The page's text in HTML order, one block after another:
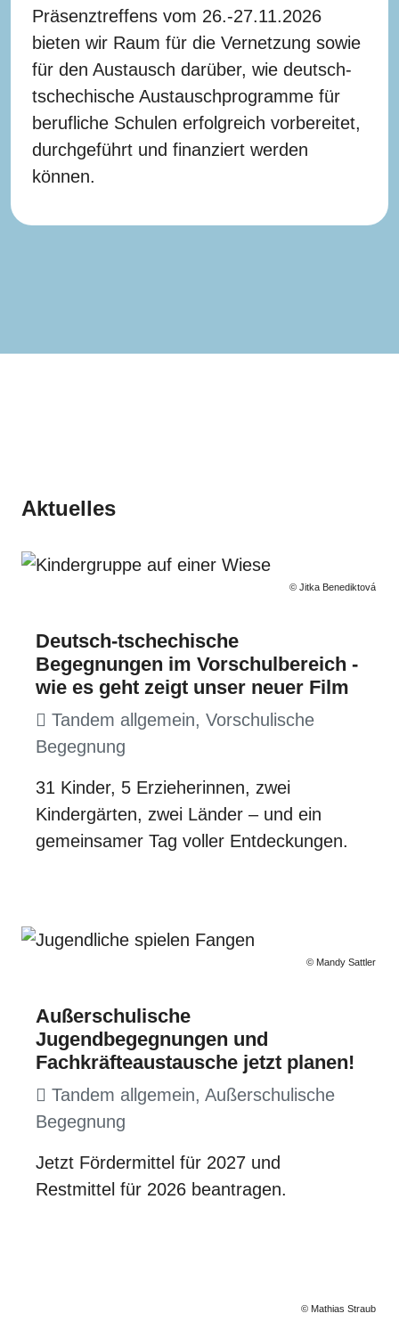
Präsenztreffens vom 26.-27.11.2026
bieten wir Raum für die Vernetzung sowie
für den Austausch darüber, wie deutsch-
tschechische Austauschprogramme für
berufliche Schulen erfolgreich vorbereitet,
durchgeführt und finanziert werden
können.
Aktuelles
© Jitka Benediktová
Deutsch-tschechische
Begegnungen im Vorschulbereich -
wie es geht zeigt unser neuer Film
Tandem allgemein, Vorschulische
Begegnung
31 Kinder, 5 Erzieherinnen, zwei
Kindergärten, zwei Länder – und ein
gemeinsamer Tag voller Entdeckungen.
© Mandy Sattler
Außerschulische
Jugendbegegnungen und
Fachkräfteaustausche jetzt planen!
Tandem allgemein, Außerschulische
Begegnung
Jetzt Fördermittel für 2027 und
Restmittel für 2026 beantragen.
© Mathias Straub